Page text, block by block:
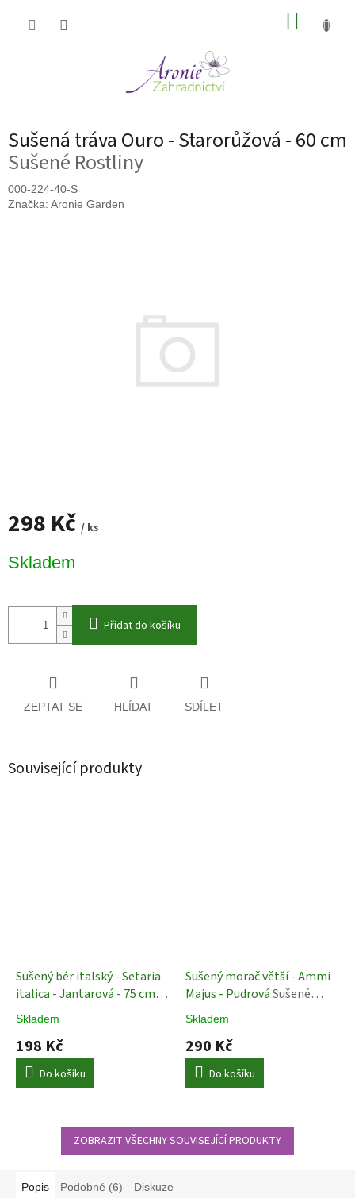
Sušená tráva Ouro - Starorůžová - 60 cm
Sušené Rostliny
000-224-40-S
Značka: Aronie Garden
298 Kč / ks
cena:
Skladem
Přidat do košíku
ZEPTAT SE HLÍDAT SDÍLET
Související produkty
Sušený bér italský - Setaria
italica - Jantarová - 75 cm
Sušené Rostliny
Skladem
198 Kč
Do košíku
Sušený morač větší - Ammi
Majus - PudrováSušené
Rostliny
Skladem
290 Kč
Do košíku
ZOBRAZIT VŠECHNY SOUVISEJÍCÍ PRODUKTY
Popis Podobné (6) Diskuze